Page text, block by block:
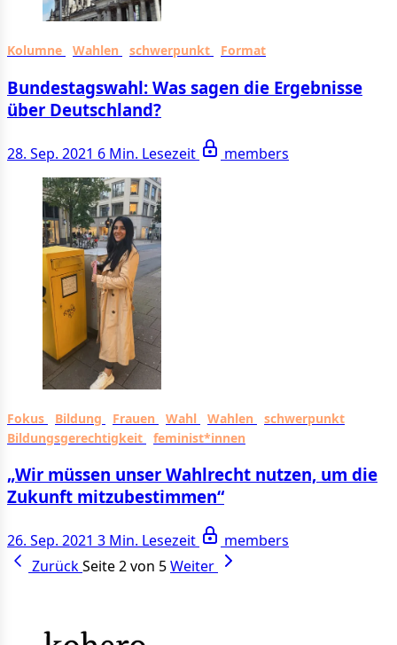
Kolumne Wahlen schwerpunkt Format
Bundestagswahl: Was sagen die Ergebnisse
über Deutschland?
28. Sep. 2021 6 Min. Lesezeit members
Fokus Bildung Frauen Wahl Wahlen
schwerpunkt
Bildungsgerechtigkeit
feminist*innen
„Wir müssen unser Wahlrecht nutzen, um die
Zukunft mitzubestimmen“
26. Sep. 2021 3 Min. Lesezeit
members
ZurückSeite 2 von 5Weiter